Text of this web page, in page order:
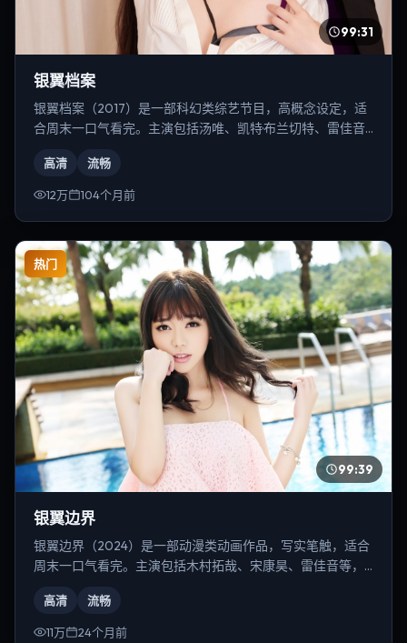
99:31
银翼档案
银翼档案（2017）是一部科幻类综艺节目，高概念设定，适
合周末一口气看完。主演包括汤唯、凯特·布兰切特、雷佳音
高清 流畅
12万 104个月前
热门
99:39
银翼边界
银翼边界（2024）是一部动漫类动画作品，写实笔触，适合
周末一口气看完。主演包括木村拓哉、宋康昊、雷佳音等，
高清 流畅
11万 24个月前